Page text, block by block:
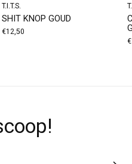
T.I.T.S.
SHIT KNOP GOUD
€12,50